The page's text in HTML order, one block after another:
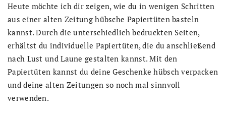
Heute möchte ich dir zeigen, wie du in wenigen Schritten
aus einer alten Zeitung hübsche Papiertüten basteln
kannst. Durch die unterschiedlich bedruckten Seiten,
erhältst du individuelle Papiertüten, die du anschließend
nach Lust und Laune gestalten kannst. Mit den
Papiertüten kannst du deine Geschenke hübsch verpacken
und deine alten Zeitungen so noch mal sinnvoll
verwenden.